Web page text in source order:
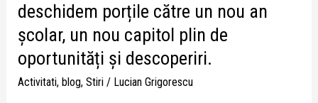
deschidem porțile către un nou an
școlar, un nou capitol plin de
oportunități și descoperiri.
Activitati, blog, Stiri/ Lucian Grigorescu
nou
capitol
plin
de
oportunități